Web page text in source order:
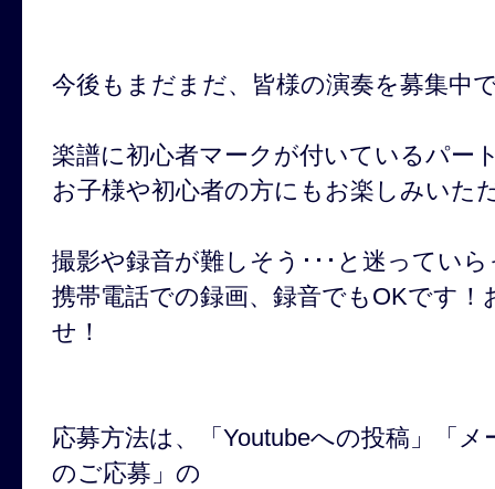
今後もまだまだ、皆様の演奏を募集中
楽譜に初心者マークが付いているパー
お子様や初心者の方にもお楽しみいた
撮影や録音が難しそう･･･と迷ってい
携帯電話での録画、録音でもOKです
せ！
応募方法は、「Youtubeへの投稿」「
のご応募」の